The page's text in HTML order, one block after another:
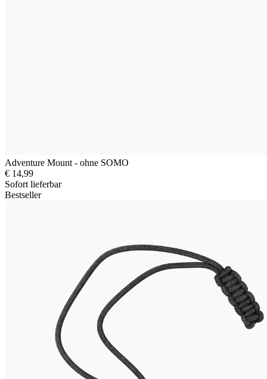
Adventure Mount - ohne SOMO
€ 14,99
Sofort lieferbar
Bestseller